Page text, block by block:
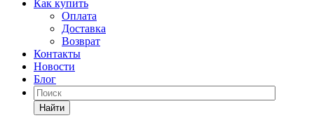
Как купить
Оплата
Доставка
Возврат
Контакты
Новости
Блог
Найти